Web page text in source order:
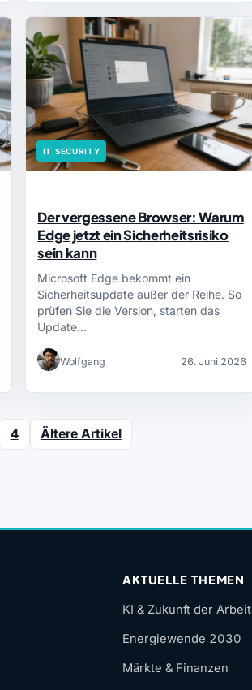
IT SECURITY
Der vergessene Browser: Warum
Edge jetzt ein Sicherheitsrisiko
sein kann
Microsoft Edge bekommt ein
Sicherheitsupdate außer der Reihe. So
prüfen Sie die Version, starten das
Update…
Wolfgang 26. Juni 2026
4 Ältere Artikel
AKTUELLE THEMEN
KI & Zukunft der Arbeit
Energiewende 2030
Märkte & Finanzen